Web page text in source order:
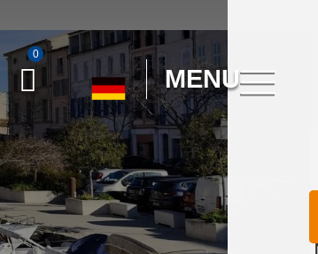
0
MENU